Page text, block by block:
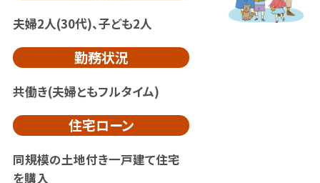
夫婦2人(30代)、子ども2人
勤務状況
共働き(夫婦ともフルタイム)
住宅ローン
同規模の土地付き一戸建て住宅
を購入